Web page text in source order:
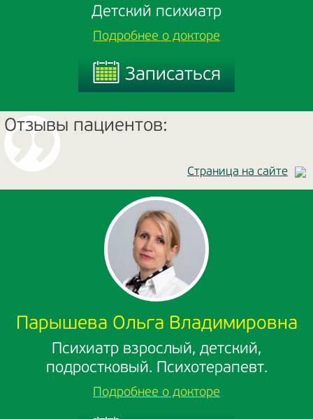
Детский психиатр
Подробнее о докторе
Записаться
Записаться
Отзывы пациентов:
Страница на сайте
Парышева Ольга Владимировна
Психиатр взрослый, детский,
подростковый. Психотерапевт.
Подробнее о докторе